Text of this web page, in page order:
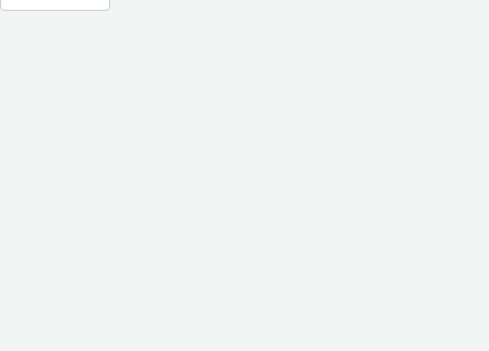
Памятка рецензенту